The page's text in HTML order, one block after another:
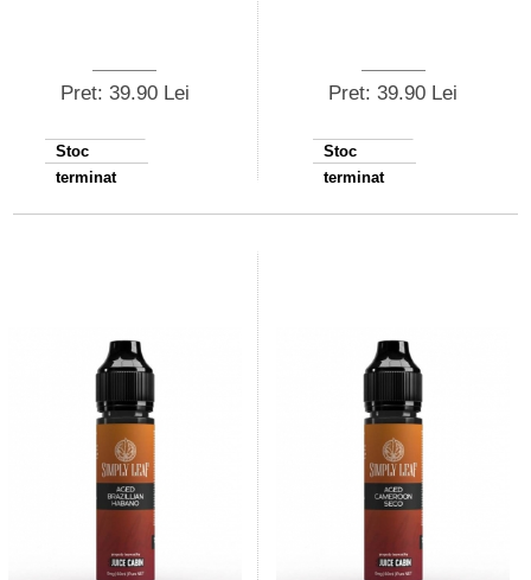
Pret: 39.90 Lei
Stoc
terminat
Pret: 39.90 Lei
Stoc
terminat